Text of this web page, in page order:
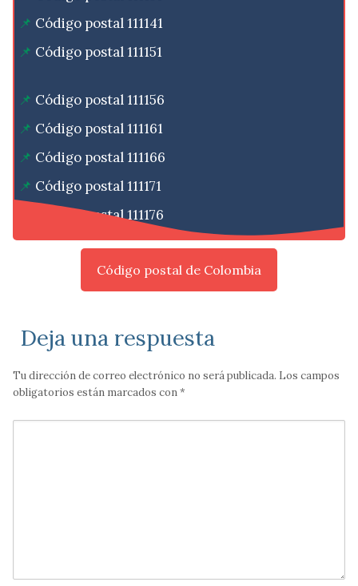
Código postal 111141
Código postal 111151
Código postal 111156
Código postal 111161
Código postal 111166
Código postal 111171
Código postal 111176
Código postal de Colombia
Deja una respuesta
Tu dirección de correo electrónico no será publicada. Los campos
obligatorios están marcados con*